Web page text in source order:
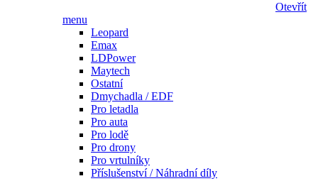
Otevřít
menu
Leopard
Emax
LDPower
Maytech
Ostatní
Dmychadla / EDF
Pro letadla
Pro auta
Pro lodě
Pro drony
Pro vrtulníky
Příslušenství / Náhradní díly